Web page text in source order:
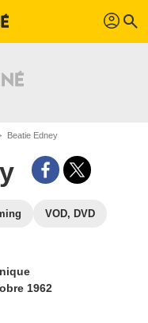
profil search
Beatie Edney
VOD, DVD
1962